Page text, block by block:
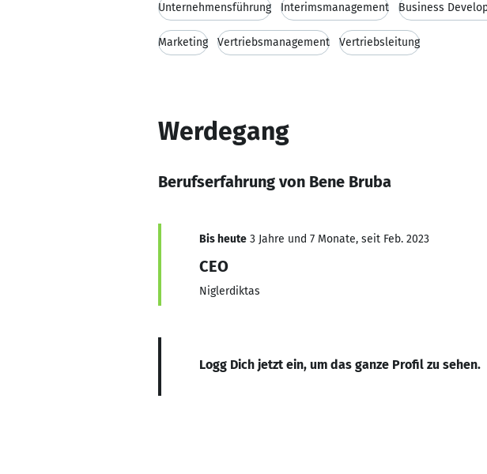
Unternehmensführung Interimsmanagement Business
Marketing Vertriebsmanagement Vertriebsleitung
Werdegang
Berufserfahrung von Bene Bruba
Bis heute 3 Jahre und 7 Monate, seit Feb. 2023
CEO
Niglerdiktas
Logg Dich jetzt ein, um das ganze Profil zu sehen.